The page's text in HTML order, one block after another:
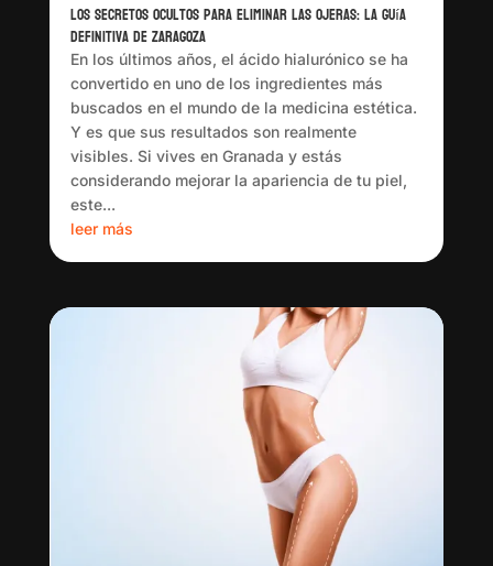
Los Secretos Ocultos para Eliminar las Ojeras: La Guía
Definitiva de Zaragoza
En los últimos años, el ácido hialurónico se ha
convertido en uno de los ingredientes más
buscados en el mundo de la medicina estética.
Y es que sus resultados son realmente
visibles. Si vives en Granada y estás
considerando mejorar la apariencia de tu piel,
este...
leer más